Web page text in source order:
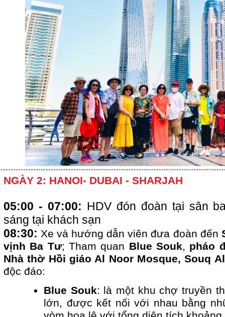
NGÀY 2: HANOI- DUBAI - SHARJAH
05:00 - 07:00: HDV đón đoàn tại sân
sáng tại khách sạn
08:30: Xe và hướng dẫn viên đưa đoàn đến
vịnh Ba Tư; Tham quan Blue Souk, pháo
Nhà thờ Hồi giáo Al Noor Mosque, Souq
độc đáo:
Blue Souk: là một khu chợ truyền
lớn, được kết nối với nhau bằng